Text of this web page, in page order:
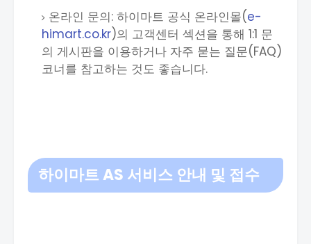
온라인 문의: 하이마트 공식 온라인몰(e-
himart.co.kr)의 고객센터 섹션을 통해 1:1 문
의 게시판을 이용하거나 자주 묻는 질문(FAQ)
코너를 참고하는 것도 좋습니다.
하이마트 AS 서비스 안내 및 접수